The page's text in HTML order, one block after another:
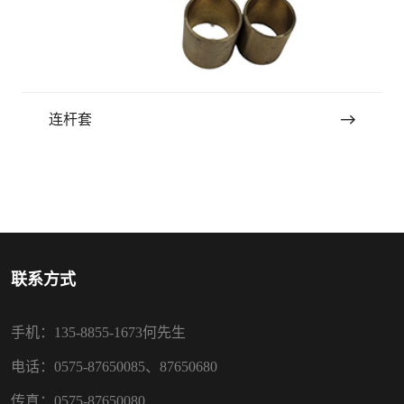
连杆套
联系方式
手机：135-8855-1673何先生
电话：0575-87650085、87650680
传真：0575-87650080